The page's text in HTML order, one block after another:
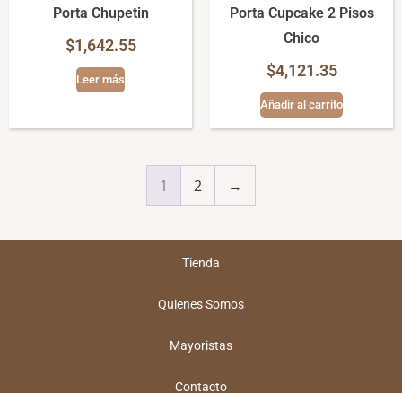
Porta Chupetin
$1,642.55
Leer más
Porta Cupcake 2 Pisos
Chico
$4,121.35
Añadir al carrito
1 2 →
Tienda
Quienes Somos
Mayoristas
Contacto